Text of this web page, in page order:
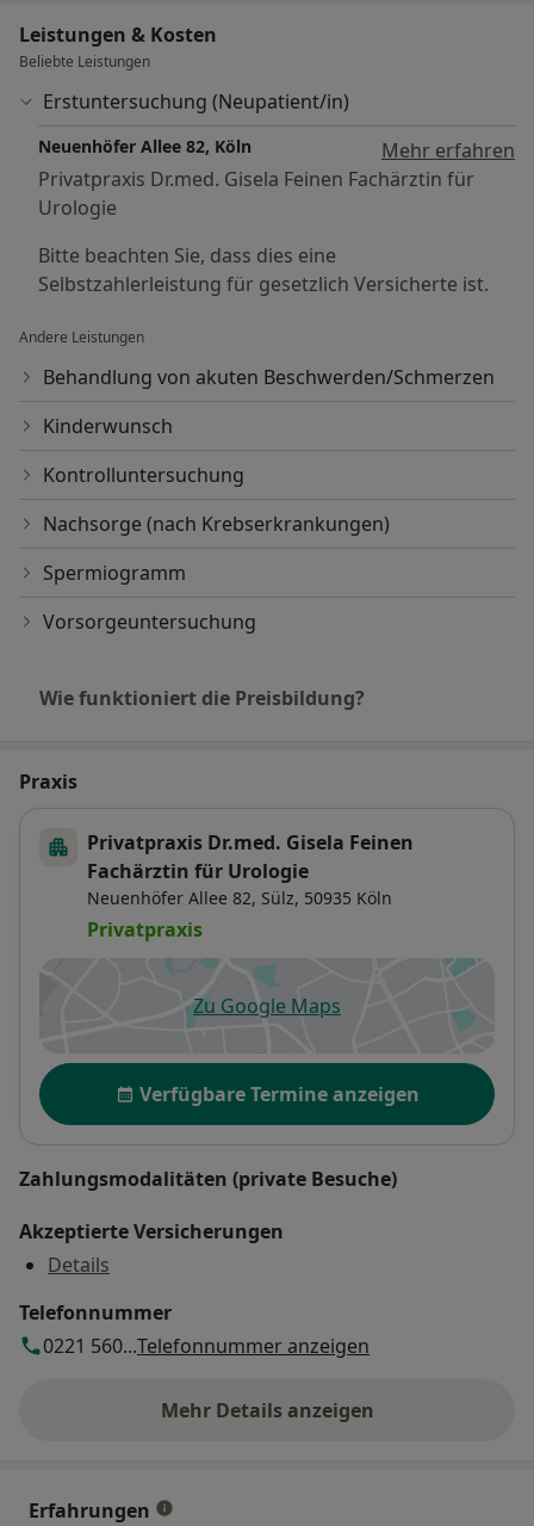
Leistungen & Kosten
Beliebte Leistungen
Erstuntersuchung (Neupatient/in)
Neuenhöfer Allee 82, Köln
Mehr erfahren
Privatpraxis Dr.med. Gisela Feinen Fachärztin für
Urologie
Bitte beachten Sie, dass dies eine
Selbstzahlerleistung für gesetzlich Versicherte ist.
Andere Leistungen
Behandlung von akuten Beschwerden/Schmerzen
Kinderwunsch
Kontrolluntersuchung
Nachsorge (nach Krebserkrankungen)
Spermiogramm
Vorsorgeuntersuchung
Wie funktioniert die Preisbildung?
Praxis
Privatpraxis Dr.med. Gisela Feinen
Fachärztin für Urologie
Neuenhöfer Allee 82, Sülz, 50935 Köln
Privatpraxis
Zu Google Mapsöffnet in einer neuen
Verfügbarkeit
Verfügbare Termine anzeigen
Zahlungsmodalitäten (private Besuche)
Akzeptierte Versicherungen
Details
Telefonnummer
0221 560...Telefonnummer anzeigen
Mehr Details anzeigen
über die Adresse
Erfahrungen